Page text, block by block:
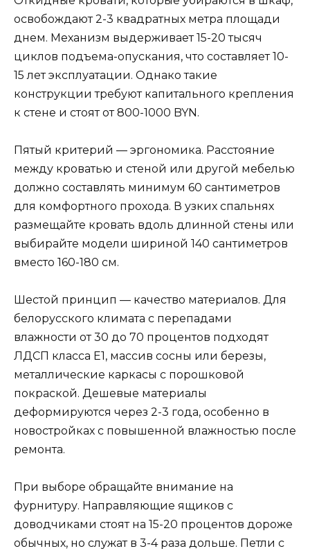
освобождают 2-3 квадратных метра площади
днем. Механизм выдерживает 15-20 тысяч
циклов подъема-опускания, что составляет 10-
15 лет эксплуатации. Однако такие
конструкции требуют капитального крепления
к стене и стоят от 800-1000 BYN.
Пятый критерий — эргономика. Расстояние
между кроватью и стеной или другой мебелью
должно составлять минимум 60 сантиметров
для комфортного прохода. В узких спальнях
размещайте кровать вдоль длинной стены или
выбирайте модели шириной 140 сантиметров
вместо 160-180 см.
Шестой принцип — качество материалов. Для
белорусского климата с перепадами
влажности от 30 до 70 процентов подходят
ЛДСП класса E1, массив сосны или березы,
металлические каркасы с порошковой
покраской. Дешевые материалы
деформируются через 2-3 года, особенно в
новостройках с повышенной влажностью после
ремонта.
При выборе обращайте внимание на
фурнитуру. Направляющие ящиков с
доводчиками стоят на 15-20 процентов дороже
обычных, но служат в 3-4 раза дольше. Петли с